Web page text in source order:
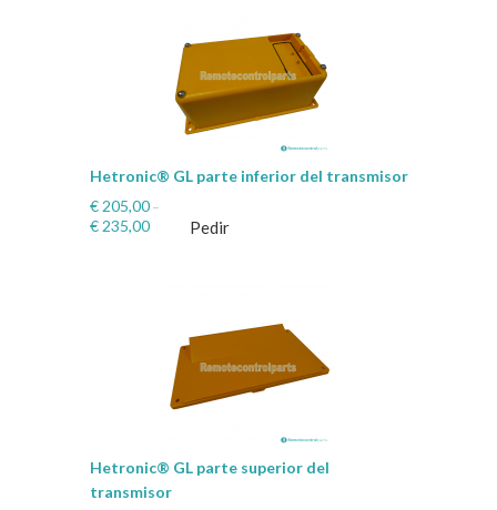
Hetronic® GL parte inferior del transmisor
€ 205,00 –
€ 235,00 Pedir
Hetronic® GL parte superior del
transmisor